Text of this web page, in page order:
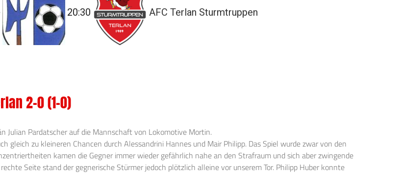
20:30 AFC Terlan Sturmtruppen
2-0 (1-0)
Julian Pardatscher auf die Mannschaft von Lokomotive Mortin.
gleich zu kleineren Chancen durch Alessandrini Hannes und Mair Philipp. Das Spiel wurde zwar von den
kamen die Gegner immer wieder gefährlich nahe an den Strafraum und sich aber zwingende
Seite stand der gegnerische Stürmer jedoch plötzlich alleine vor unserem Tor. Philipp Huber konnte